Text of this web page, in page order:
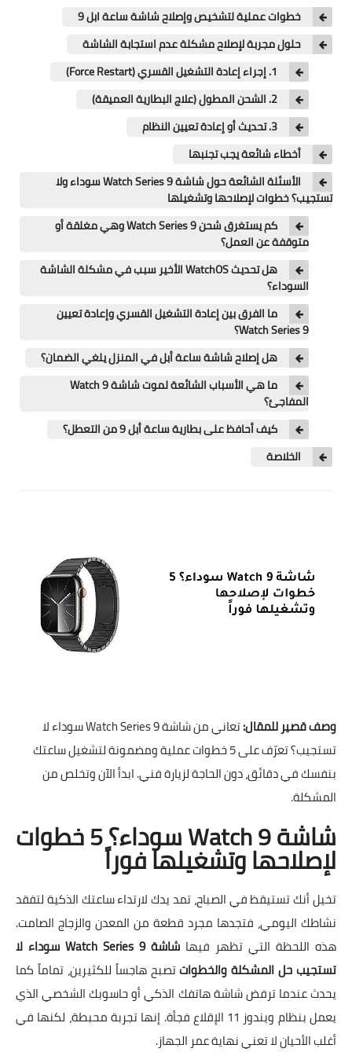
الربح من الانترنت
جوجل
بلوجر
العاب
تطبيقات
العملات الرقمية
خطوات عملية لتشخيص وإصلاح شاشة ساعة ابل 9
حلول مجربة لإصلاح مشكلة عدم استجابة الشاشة
1. إجراء إعادة التشغيل القسري (Force Restart)
2. الشحن المطول (علاج البطارية العميقة)
3. تحديث أو إعادة تعيين النظام
أخطاء شائعة يجب تجنبها
الأسئلة الشائعة حول شاشة Watch Series 9 سوداء ولا
تستجيب؟ خطوات لإصلاحها وتشغيلها
كم يستغرق شحن Watch Series 9 وهي مغلقة أو
متوقفة عن العمل؟
هل تحديث WatchOS الأخير سبب في مشكلة الشاشة
السوداء؟
ما الفرق بين إعادة التشغيل القسري وإعادة تعيين
Watch Series 9؟
هل إصلاح شاشة ساعة أبل في المنزل يلغي الضمان؟
ما هي الأسباب الشائعة لموت شاشة Watch 9
المفاجئ؟
كيف أحافظ على بطارية ساعة أبل 9 من التعطل؟
الخلاصة
وصف قصير للمقال:
تعاني من شاشة Watch Series 9 سوداء لا
تستجيب؟ تعرّف على 5 خطوات عملية ومضمونة لتشغيل ساعتك
بنفسك في دقائق، دون الحاجة لزيارة فني. ابدأ الآن وتخلص من
المشكلة.
شاشة Watch 9 سوداء؟ 5 خطوات
لإصلاحها وتشغيلها فوراً
تخيل أنك تستيقظ في الصباح، تمد يدك لارتداء ساعتك الذكية لتفقد
نشاطك اليومي، فتجدها مجرد قطعة من المعدن والزجاج الصامت.
هذه اللحظة التي تظهر فيها
شاشة Watch Series 9 سوداء لا
تستجيب حل المشكلة والخطواتتصبح هاجساً للكثيرين، تماماً كما
يحدث عندما ترفض شاشة هاتفك الذكي أو حاسوبك الشخصي الذي
يعمل بنظام ويندوز 11 الإقلاع فجأة. إنها تجربة محبطة، لكنها في
أغلب الأحيان لا تعني نهاية عمر الجهاز.